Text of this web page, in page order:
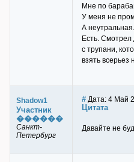
Мне по
У меня не
А
Есть. Смотрел
с трупани,
взять всерьез
Shadow1
Участник
������
Санкт-
Петербург
# Дата: 4 Май
Цитата
Давайте не